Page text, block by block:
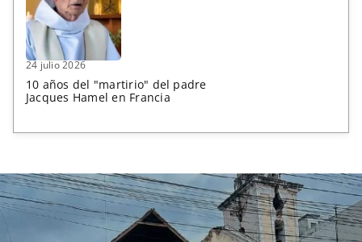
24 julio 2026
10 años del "martirio" del padre
Jacques Hamel en Francia